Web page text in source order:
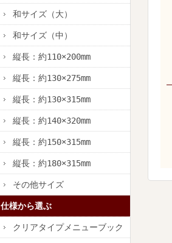
和サイズ（大）
和サイズ（中）
縦長：約110×200mm
縦長：約130×275mm
縦長：約130×315mm
縦長：約140×320mm
縦長：約150×315mm
縦長：約180×315mm
その他サイズ
仕様から選ぶ
クリアタイプメニューブック